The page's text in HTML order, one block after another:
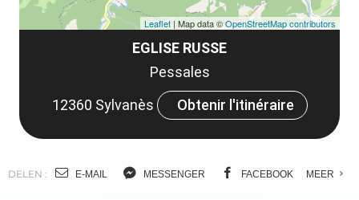
EGLISE RUSSE
Pessales
12360 Sylvanès
Obtenir l'itinéraire
Leaflet | Map data ©OpenStreetMap contributors
DELEN : E-MAIL MESSENGER FACEBOOK MEER